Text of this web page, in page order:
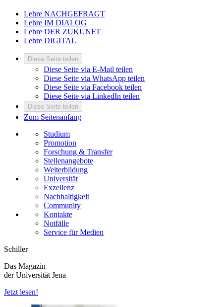
Lehre NACHGEFRAGT
Lehre IM DIALOG
Lehre DER ZUKUNFT
Lehre DIGITAL
Diese Seite teilen
Diese Seite via E-Mail teilen
Diese Seite via WhatsApp teilen
Diese Seite via Facebook teilen
Diese Seite via LinkedIn teilen
Diese Seite teilen
Zum Seitenanfang
Studium
Promotion
Forschung & Transfer
Stellenangebote
Weiterbildung
Universität
Exzellenz
Nachhaltigkeit
Community
Kontakte
Notfälle
Service für Medien
Schiller
Das Magazin
der Universität Jena
Jetzt lesen!